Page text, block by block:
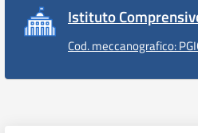
Istituto
Cod. meccanografico: